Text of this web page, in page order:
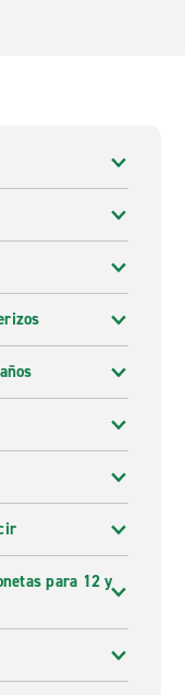
para 12 y